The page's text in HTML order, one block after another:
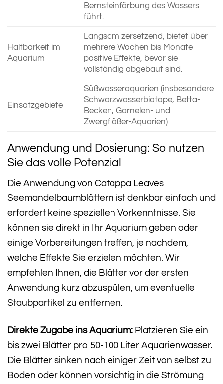
Bernsteinfärbung des Wassers
führt.
Haltbarkeit im
Aquarium
Langsam zersetzend, bietet über
mehrere Wochen bis Monate
positive Effekte, bevor sie
vollständig abgebaut sind.
Einsatzgebiete
Süßwasseraquarien (insbesondere
Schwarzwasserbiotope, Betta-
Becken, Garnelen- und
Zwergflößer-Aquarien)
Anwendung und Dosierung: So nutzen
Sie das volle Potenzial
Die Anwendung von Catappa Leaves
Seemandelbaumblättern ist denkbar einfach und
erfordert keine speziellen Vorkenntnisse. Sie
können sie direkt in Ihr Aquarium geben oder
einige Vorbereitungen treffen, je nachdem,
welche Effekte Sie erzielen möchten. Wir
empfehlen Ihnen, die Blätter vor der ersten
Anwendung kurz abzuspülen, um eventuelle
Staubpartikel zu entfernen.
Direkte Zugabe ins Aquarium: Platzieren Sie ein
bis zwei Blätter pro 50-100 Liter Aquarienwasser.
Die Blätter sinken nach einiger Zeit von selbst zu
Boden oder können vorsichtig in die Strömung